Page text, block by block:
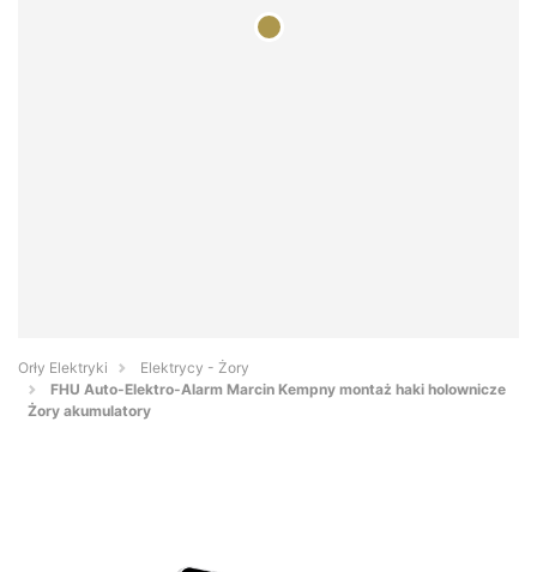
Orły Elektryki
Elektrycy - Żory
FHU Auto-Elektro-Alarm Marcin Kempny montaż haki holownicze
Żory akumulatory